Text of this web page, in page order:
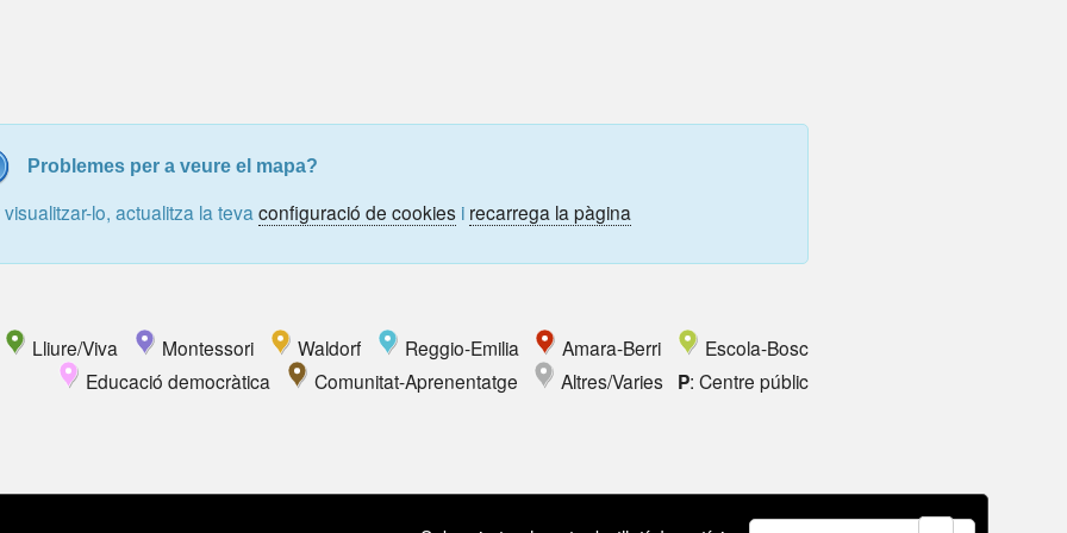
Problemes per a veure el mapa?
lo, actualitza la teva configuració de cookiesi recarrega la pàgina
Lliure/Viva Montessori Waldorf Reggio-Emilia Amara-Berri
Escola-Bosc
Educació democràtica
Comunitat-Aprenentatge Altres/Varies P: Centre públic